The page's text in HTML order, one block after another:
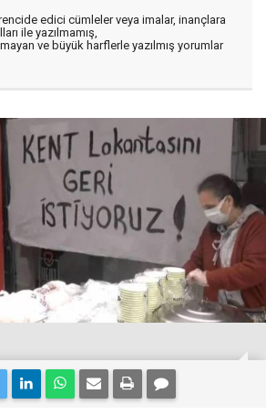
edici cümleler veya imalar, inançlara
ile yazılmamış,
ve büyük harflerle yazılmış yorumlar